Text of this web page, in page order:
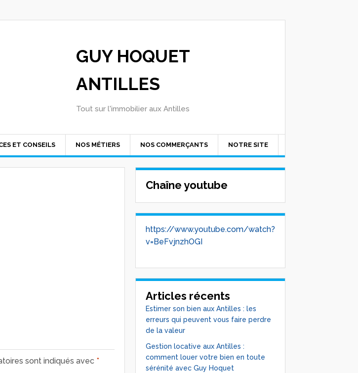
GUY HOQUET
ANTILLES
Tout sur l'immobilier aux Antilles
ET CONSEILS NOS MÉTIERS NOS COMMERÇANTS NOTRE SITE
sont indiqués avec *
Chaîne youtube
https://www.youtube.com/watch?
v=BeFvjnzhOGI
Articles récents
Estimer son bien aux Antilles : les
erreurs qui peuvent vous faire perdre
de la valeur
Gestion locative aux Antilles :
comment louer votre bien en toute
sérénité avec Guy Hoquet